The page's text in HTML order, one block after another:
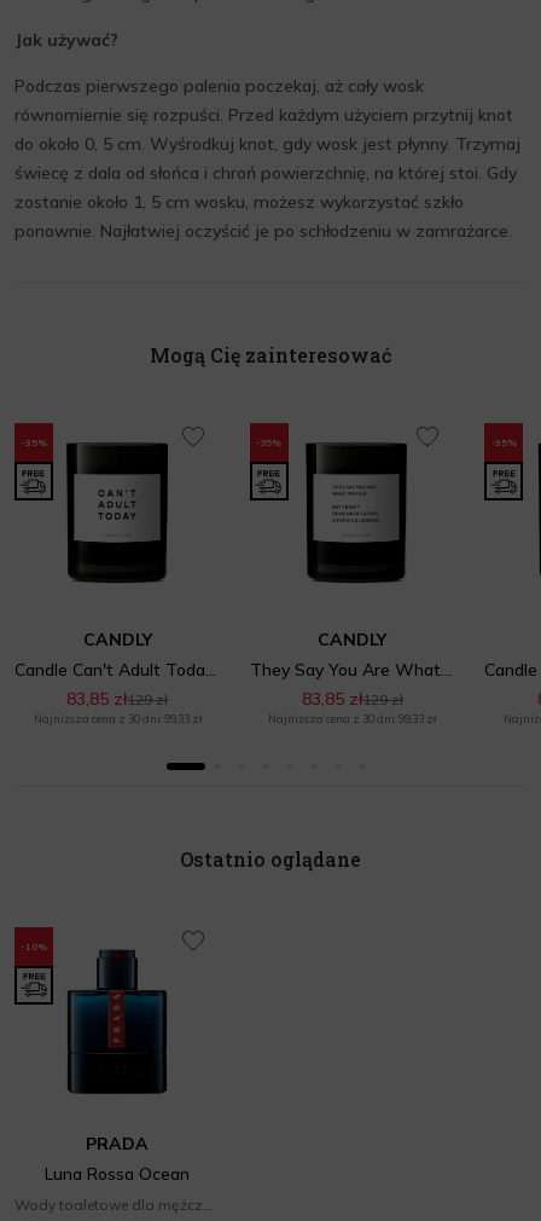
Jak używać?
Podczas pierwszego palenia poczekaj, aż cały wosk
równomiernie się rozpuści. Przed każdym użyciem przytnij knot
do około 0, 5 cm. Wyśrodkuj knot, gdy wosk jest płynny. Trzymaj
świecę z dala od słońca i chroń powierzchnię, na której stoi. Gdy
zostanie około 1, 5 cm wosku, możesz wykorzystać szkło
ponownie. Najłatwiej oczyścić je po schłodzeniu w zamrażarce.
Mogą Cię zainteresować
-35%
CANDLY
Candle Can't Adult Today No.1
83,85 zł129 zł
Najniższa cena z 30 dni: 99,33 zł
-35%
CANDLY
They Say You Are What You Eat No.1
83,85 zł129 zł
Najniższa cena z 30 dni: 99,33 zł
-35%
Ostatnio oglądane
-10%
PRADA
Luna Rossa Ocean